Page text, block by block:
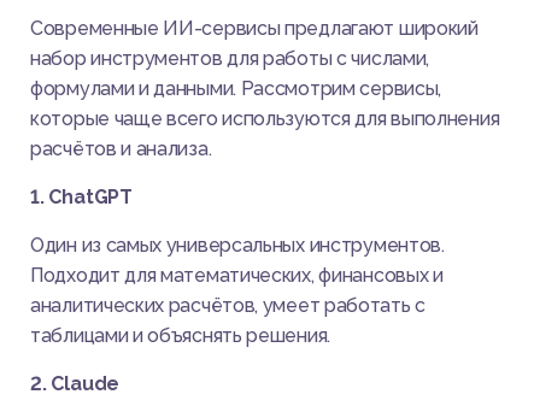
Современные ИИ-сервисы предлагают широкий
набор инструментов для работы с числами,
формулами и данными. Рассмотрим сервисы,
которые чаще всего используются для выполнения
расчётов и анализа.
1. ChatGPT
Один из самых универсальных инструментов.
Подходит для математических, финансовых и
аналитических расчётов, умеет работать с
таблицами и объяснять решения.
2. Claude